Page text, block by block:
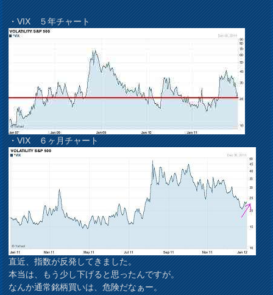
・VIX ５年チャート
・VIX ６ヶ月チャート
直近、指数が反発してきました。
本当は、もう少し下げると思ったんですが。
なんか通常銘柄買いは、危険だなぁー。